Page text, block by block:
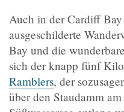
Auch in der Cardiff
ausgeschilderte
Bay und die
sich der knapp fünf
Ramblers, der
über den Staudamm